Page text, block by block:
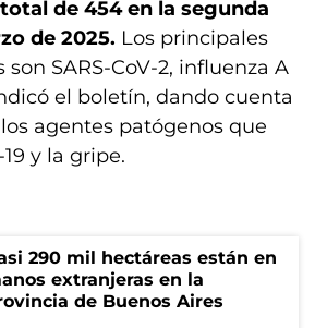
de 454 en la segunda
de 2025. Los principales
SARS-CoV-2, influenza A
el boletín, dando cuenta
agentes patógenos que
y la gripe.
290 mil hectáreas están en
extranjeras en la
de Buenos Aires